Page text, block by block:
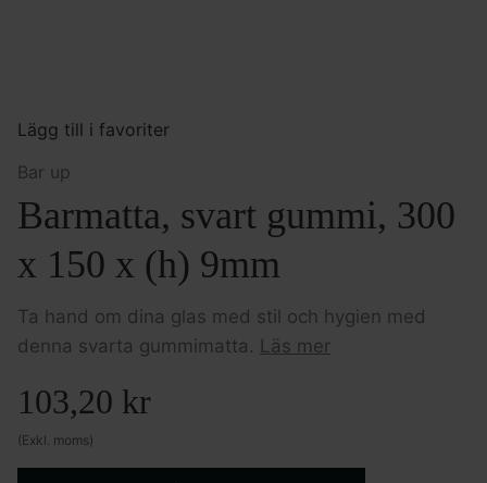
Lägg till i favoriter
Bar up
Barmatta, svart gummi, 300
x 150 x (h) 9mm
Ta hand om dina glas med stil och hygien med
denna svarta gummimatta. Läs mer
103,20 kr
(Exkl. moms)